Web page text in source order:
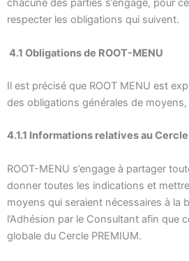
chacune des parties s’engage, pour
respecter les obligations qui suivent.
4.1 Obligations de ROOT-MENU
Il est précisé que ROOT MENU est
des obligations générales de
4.1.1 Informations relatives au Cercle
ROOT-MENU s’engage à partager
donner toutes les indications et
moyens qui seraient nécessaires à la
l’Adhésion par le Consultant afin que
globale du Cercle PREMIUM.